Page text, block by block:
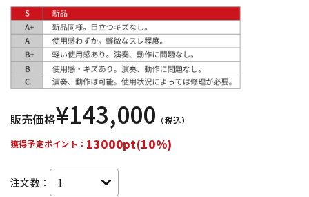
中古 ヴィンテージ
販売価格¥143,000 （税込）
獲得予定ポイント： 13000pt(10%)
注文数：